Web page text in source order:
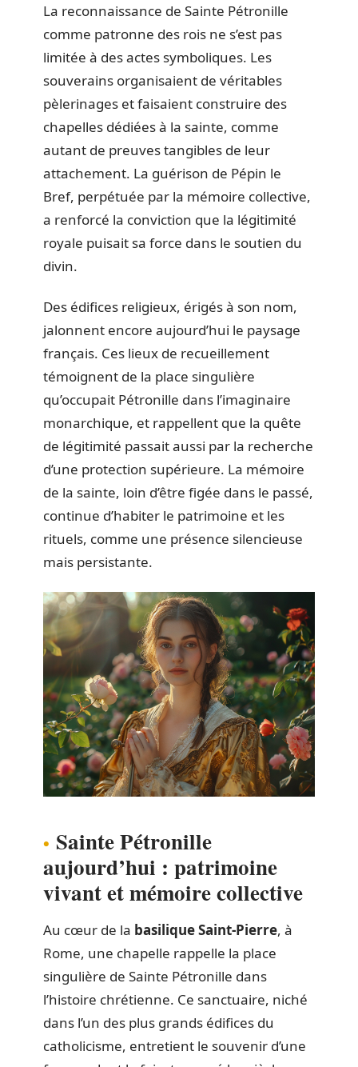
La reconnaissance de Sainte Pétronille
comme patronne des rois ne s’est pas
limitée à des actes symboliques. Les
souverains organisaient de véritables
pèlerinages et faisaient construire des
chapelles dédiées à la sainte, comme
autant de preuves tangibles de leur
attachement. La guérison de Pépin le
Bref, perpétuée par la mémoire collective,
a renforcé la conviction que la légitimité
royale puisait sa force dans le soutien du
divin.
Des édifices religieux, érigés à son nom,
jalonnent encore aujourd’hui le paysage
français. Ces lieux de recueillement
témoignent de la place singulière
qu’occupait Pétronille dans l’imaginaire
monarchique, et rappellent que la quête
de légitimité passait aussi par la recherche
d’une protection supérieure. La mémoire
de la sainte, loin d’être figée dans le passé,
continue d’habiter le patrimoine et les
rituels, comme une présence silencieuse
mais persistante.
Sainte Pétronille
aujourd’hui : patrimoine
vivant et mémoire collective
Au cœur de la basilique Saint-Pierre, à
Rome, une chapelle rappelle la place
singulière de Sainte Pétronille dans
l’histoire chrétienne. Ce sanctuaire, niché
dans l’un des plus grands édifices du
catholicisme, entretient le souvenir d’une